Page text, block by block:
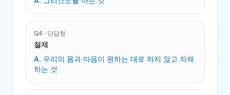
Q4 · 단답형
절제
A. 우리의 몸과 마음이 원하는 대로 하지 않고 자제
하는 것